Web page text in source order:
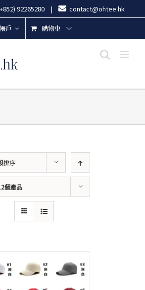
92265280 | contact@ohtee.hk
帳戶 購物車
排序
個產品